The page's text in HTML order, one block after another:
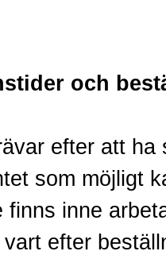
och
efter att ha
som möjligt
finns inne
efter